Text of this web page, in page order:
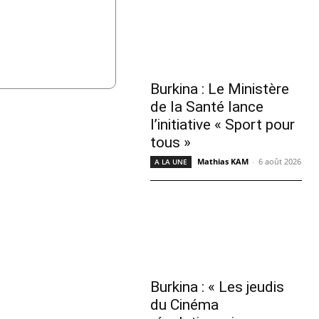
Burkina : Le Ministère
de la Santé lance
l’initiative « Sport pour
tous »
A LA UNE Mathias KAM - 6 août 2026
Burkina : « Les jeudis
du Cinéma